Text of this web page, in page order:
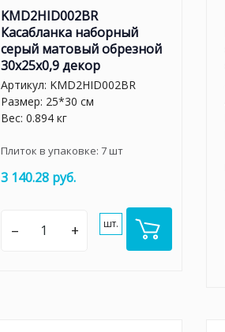
KMD2HID002BR
Касабланка наборный
серый матовый обрезной
30x25x0,9 декор
Артикул: KMD2HID002BR
Размер: 25*30 см
Вес: 0.894 кг
Плиток в упаковке: 7шт
3 140.28 руб.
– + шт.